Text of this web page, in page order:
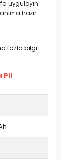
uygulayın.
hazır
fazla bilgi
Pil